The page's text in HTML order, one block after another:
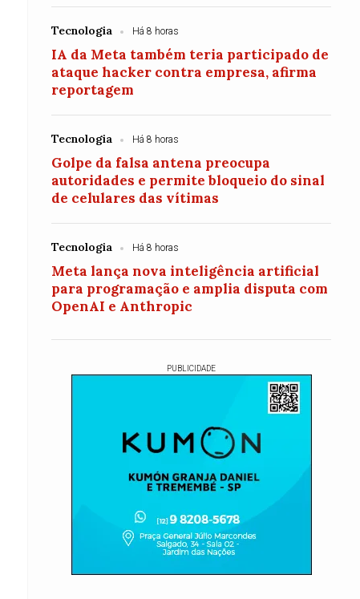
Tecnologia Há 8 horas
IA da Meta também teria participado de
ataque hacker contra empresa, afirma
reportagem
Tecnologia Há 8 horas
Golpe da falsa antena preocupa
autoridades e permite bloqueio do sinal
de celulares das vítimas
Tecnologia Há 8 horas
Meta lança nova inteligência artificial
para programação e amplia disputa com
OpenAI e Anthropic
PUBLICIDADE